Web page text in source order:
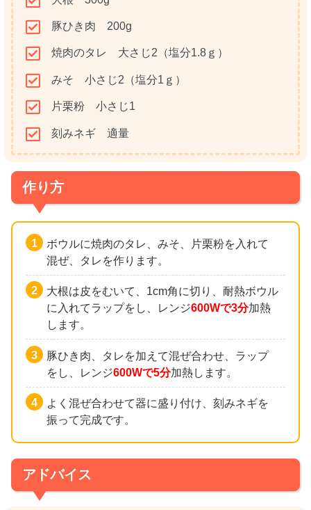
豚ひき肉 200g
焼肉のタレ 大さじ2（塩分1.8ｇ）
みそ 小さじ2（塩分1ｇ）
片栗粉 小さじ1
刻みネギ 適量
作り方
ボウルに焼肉のタレ、みそ、片栗粉を入れて
混ぜ、タレを作ります。
大根は皮をむいて、1cm角に切り、耐熱ボウル
に入れてラップをし、レンジ600Wで3分加熱
します。
豚ひき肉、タレを加えて混ぜ合わせ、ラップ
をし、レンジ600Wで5分加熱します。
よく混ぜ合わせて器に盛り付け、刻みネギを
振って完成です。
アドバイス